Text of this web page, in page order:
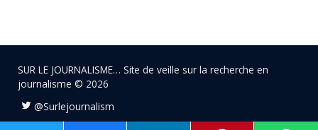
SUR LE JOURNALISME… Site de veille sur la recherche en
journalisme © 2026
@Surlejournalism